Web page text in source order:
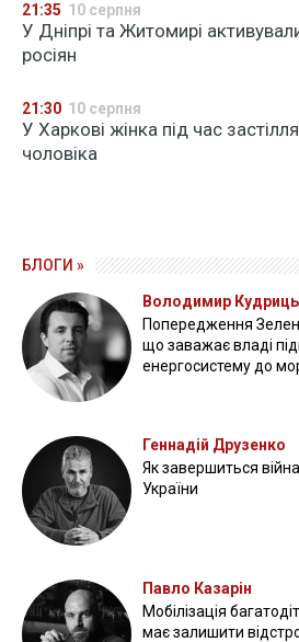
21:35 10 серпня
У Дніпрі та Житомирі
росіян
21:30 10 серпня
У Харкові жінка під час
чоловіка
БЛОГИ »
Володимир
Попередження
що заважає владі
енергосистему до
Геннадій Друзенко
Як завершиться
України
Павло Казарін
Мобілізація
має залишити